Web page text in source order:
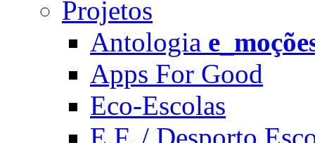
Projetos
Antologia
Apps For Good
Eco-Escolas